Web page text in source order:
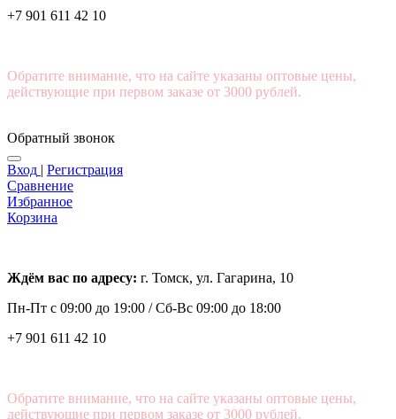
+7 901 611 42 10
Обратите внимание, что на сайте указаны оптовые цены,
действующие при первом заказе от 3000 рублей.
Обратный звонок
Вход | Регистрация
Сравнение
Избранное
Корзина
Ждём вас по адресу: г. Томск, ул. Гагарина, 10
Пн-Пт с 09:00 до 19:00 /Сб-Вс 09:00 до 18:00
+7 901 611 42 10
Обратите внимание, что на сайте указаны оптовые цены,
действующие при первом заказе от 3000 рублей.